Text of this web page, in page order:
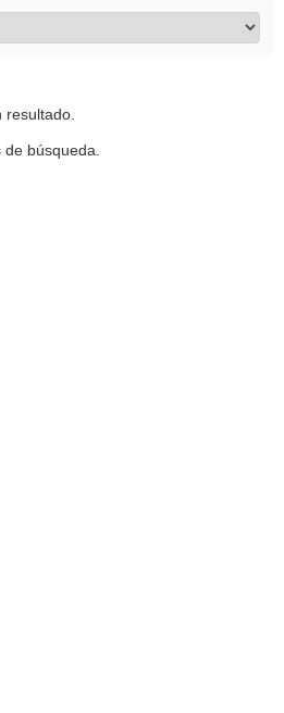
de búsqueda.